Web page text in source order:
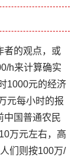
者的观点，或
h来计算确实
1000元的经济
元每小时的报
中国普通农民
万元左右，高
们则按100万/